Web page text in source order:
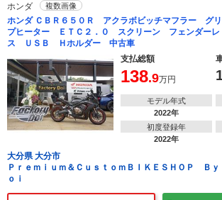
ホンダ 複数画像
ホンダ ＣＢＲ６５０Ｒ アクラボビッチマフラー グ
プヒーター ＥＴＣ２．０ スクリーン フェンダーレ
ス ＵＳＢ Ｈホルダー 中古車
支払総額
138.9万円
モデル年式
2022年
初度登録年
2022年
大分県 大分市
Ｐｒｅｍｉｕｍ＆ＣｕｓｔｏｍＢＩＫＥＳＨＯＰ Ｂ
ｏｉ